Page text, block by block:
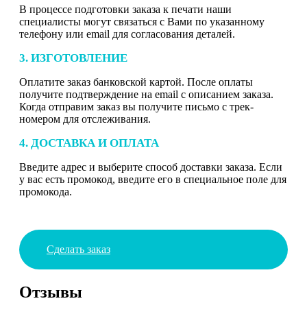
В процессе подготовки заказа к печати наши
специалисты могут связаться с Вами по указанному
телефону или email для согласования деталей.
3. ИЗГОТОВЛЕНИЕ
Оплатите заказ банковской картой. После оплаты
получите подтверждение на email с описанием заказа.
Когда отправим заказ вы получите письмо с трек-
номером для отслеживания.
4. ДОСТАВКА И ОПЛАТА
Введите адрес и выберите способ доставки заказа. Если
у вас есть промокод, введите его в специальное поле для
промокода.
Сделать заказ
Отзывы